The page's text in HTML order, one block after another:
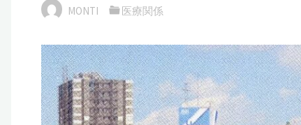
MONTI 医療関係